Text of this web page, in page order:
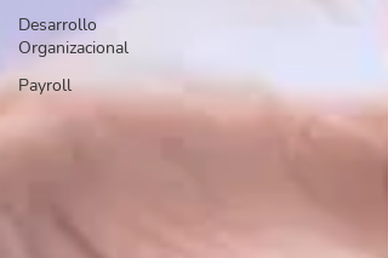
Desarrollo
Organizacional
Payroll